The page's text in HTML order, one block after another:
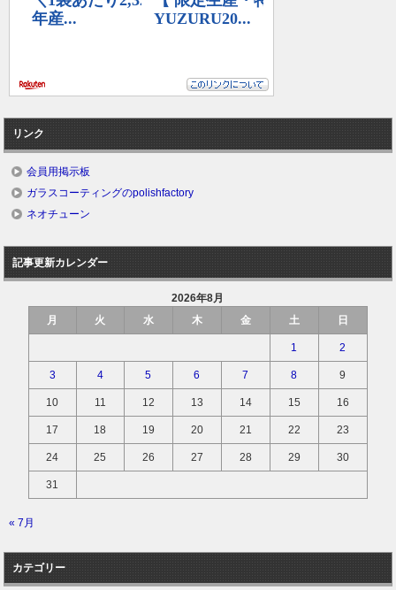
リンク
会員用掲示板
ガラスコーティングのpolishfactory
ネオチューン
記事更新カレンダー
2026年8月
月
火 水 木 金 土 日
1 2
3 4 5 6 7 8 9
10 11 12 13 14 15 16
17 18 19 20 21 22 23
24 25 26 27 28 29 30
31
« 7月
カテゴリー